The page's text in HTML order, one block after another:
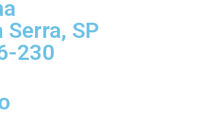
Serra, SP
230